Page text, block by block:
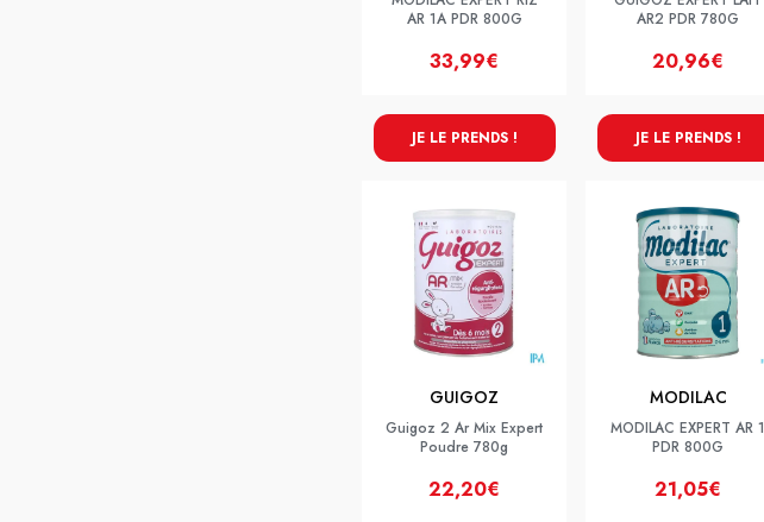
AR 1A PDR 800G
33,99€
JE LE PRENDS !
AR2 PDR 780G
20,96€
JE LE PRENDS !
GUIGOZ
Guigoz 2 Ar Mix Expert
Poudre 780g
22,20€
MODILAC
MODILAC EXPERT AR 1
PDR 800G
21,05€